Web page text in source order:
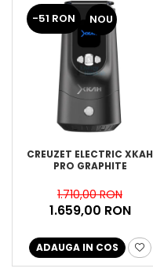
-51 RON NOU
CREUZET ELECTRIC XKAH
PRO GRAPHITE
1.710,00 RON
1.659,00 RON
ADAUGA IN COS